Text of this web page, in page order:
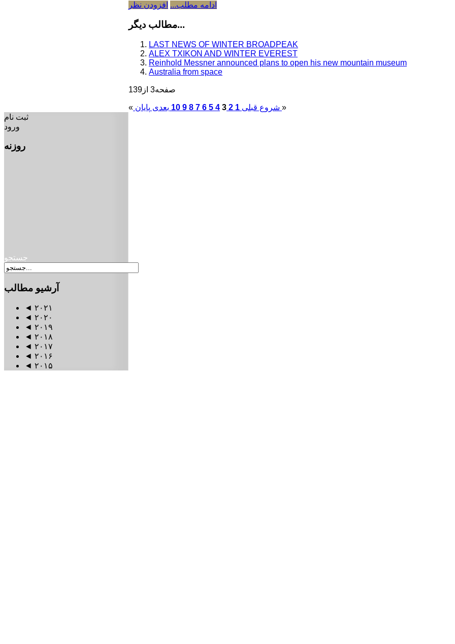
ادامه مطلب... افزودن نظر
مطالب دیگر...
LAST NEWS OF WINTER BROADPEAK
ALEX TXIKON AND WINTER EVEREST
Reinhold Messner announced plans to open his new mountain museum
Australia from space
صفحه3 از139
« شروع قبلی 1
2
3
4
5
6
7
8
9
10 بعدی
»
ثبت نام
ورود
روزنه
جستجو
آرشیو مطالب
◄ ۲۰۲۱
◄ ۲۰۲۰
◄ ۲۰۱۹
◄ ۲۰۱۸
◄ ۲۰۱۷
◄ ۲۰۱۶
◄ ۲۰۱۵